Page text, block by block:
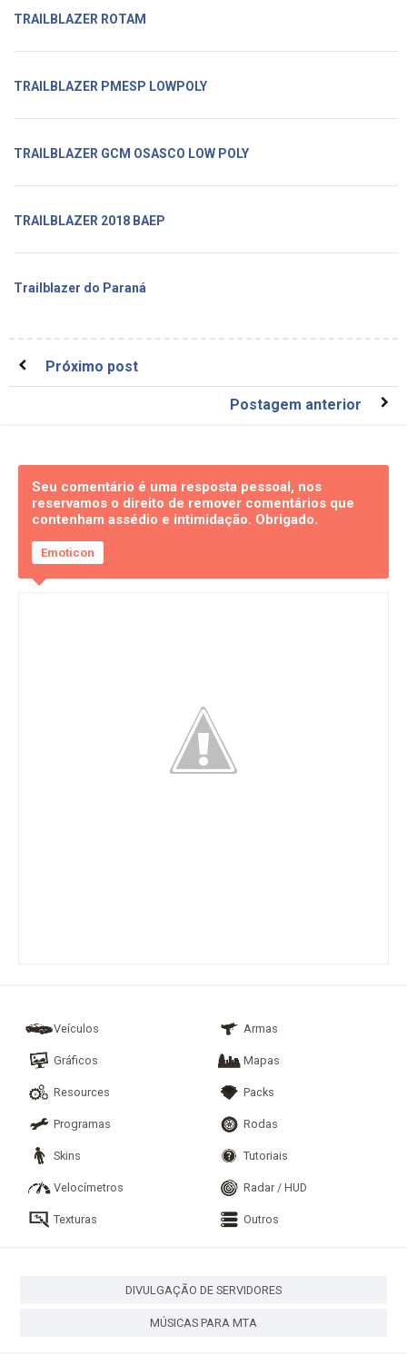
TRAILBLAZER ROTAM
TRAILBLAZER PMESP LOWPOLY
TRAILBLAZER GCM OSASCO LOW POLY
TRAILBLAZER 2018 BAEP
Trailblazer do Paraná
Próximo post
Postagem anterior
Seu comentário é uma resposta pessoal, nos
reservamos o direito de remover comentários que
contenham assédio e intimidação. Obrigado.
Emoticon
Veículos Armas
Gráficos Mapas
Resources Packs
Programas Rodas
Skins Tutoriais
Velocímetros Radar / HUD
Texturas Outros
DIVULGAÇÃO DE SERVIDORES
MÚSICAS PARA MTA